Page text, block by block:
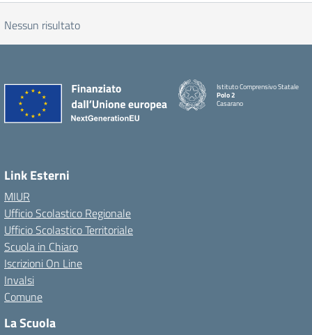
Nessun risultato
Istituto Comprensivo Statale
Polo 2
Casarano
Link Esterni
MIUR
Ufficio Scolastico Regionale
Ufficio Scolastico Territoriale
Scuola in Chiaro
Iscrizioni On Line
Invalsi
Comune
La Scuola